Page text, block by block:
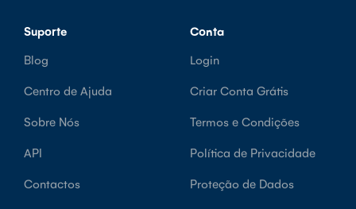
Suporte
Blog
Centro de Ajuda
Sobre Nós
API
Contactos
Conta
Login
Criar Conta Grátis
Termos e Condições
Política de Privacidade
Proteção de Dados